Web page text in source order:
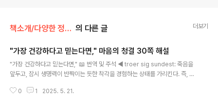
책소개/다양한 정신의 건덕적 강화 의 다른 글 더보기
"가장 건강하다고 믿는다면," 마음의 청결 30쪽 해설
"가장 건강하다고 믿는다면," 📖 번역 및 주석 ◄ troer sig sundest: 죽음을
앞두고, 잠시 생명력이 반짝이는 듯한 착각을 경험하는 상태를 가리킨다. 즉, 임
순간을 말함. 💡 신학적・실존적 해석 (키르케고르 문맥에서)이 표현은 키르케
0 1 2025. 5. 21.